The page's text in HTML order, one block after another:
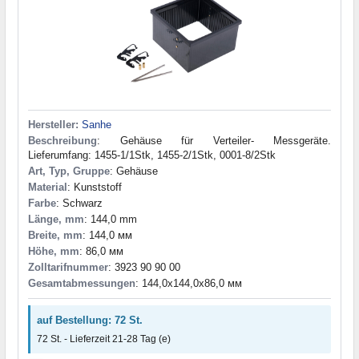
(1)
153,0x50,0x135,0 мм
153,0x73,0x28,0 мм(1)
153,0x73,0x43,0 мм(1)
154,0x84,0x38,0 мм
154,0x84,5x42,5 мм(1)
154,0x95,0x39,0 мм(1)
154,2x73,8x94,5 мм(1)
154,4x84,5x42,5 мм
154,4x84,8x42,8 мм
155,0x108,0x38,0 мм
155,0x110,0x64,0 мм
155,0x135,0x220,0 мм
155,0x75,0x28,0 мм
(1)
Hersteller: Sanhe
Beschreibung: Gehäuse für Verteiler- Messgeräte.
Lieferumfang: 1455-1/1Stk, 1455-2/1Stk, 0001-8/2Stk
Art, Typ, Gruppe: Gehäuse
Material : Kunststoff
Farbe: Schwarz
Länge, mm: 144,0 mm
Breite, mm: 144,0 мм
Höhe, mm: 86,0 мм
Zolltarifnummer: 3923 90 90 00
Gesamtabmessungen: 144,0x144,0x86,0 мм
auf Bestellung: 72 St.
72 St. - Lieferzeit 21-28 Tag (e)